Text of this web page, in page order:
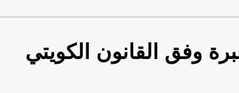
وفق القانون الكويتي